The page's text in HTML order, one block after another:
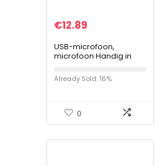
€12.89
USB-microfoon,
microfoon Handig in
gevoeligheid Instelbaar
voor Win XP en hoger
Already Sold: 16%
0